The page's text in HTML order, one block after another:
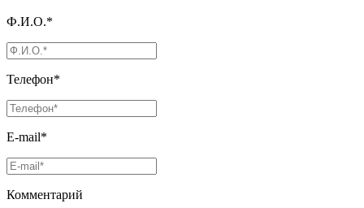
Ф.И.О.*
Телефон*
E-mail*
Комментарий